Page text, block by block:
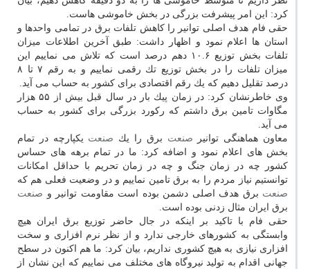
كرد: این امر پیشرفت بزرگی در بخش خاموشی هاست.
حقی فام هدف اصلی توانیر را كاهش تلفات برق در تمامی واحدها و
استان ها اعلام نمود و اظهار داشت: طبق آخرین اطلاعات میزان
تلفات بخش توزیع ۱۰.۶ دهم درصد است كه تلاش می نماییم این
میزان تلفات را در بخش توزیع تك رقمی نماییم و به رقم ۷ تا ۸
درصد تقلیل دهیم كه یك رقم اقتصادی برای كشور به حساب می آید.
وی خاطرنشان كرد: در زمان پیك بار در سال قبل بیش از ۵۵ هزار
مگاوات تامین برق داشتم كه ركورد بزرگی برای كشور به حساب
می آید.
معاون هماهنگی توانیر صنعت برق را یك صنعت یكپارچه در تمام
بخش های اعلام نمود و اضافه كرد: ما در تمام برهه های حساس
كشور چه در زمان جنگ و چه در زمان تحریم با حداقل امكانات
توانستیم نیاز مردم را به برق تامین نماییم و در وضعیت فعلی هم كه
صنعت برق هدف اصلی دشمن بوده است مقاومت توانیر و صنعت
برق ایران مثال زدنی بوده است.
حقی فام با تاكید بر اینكه در جال حاضر توزیع برق ایران هیچ
وابستگی به كشورهای خارجی ندارد و از نظر نرم افزاری و سخت
افزاری نیازی به هیچ كشوری نداریم، بیان كرد: ما هم اكنون در سطح
جهانی اقدام به تولید نیروگاه های مختلف می نماییم كه این نشان از